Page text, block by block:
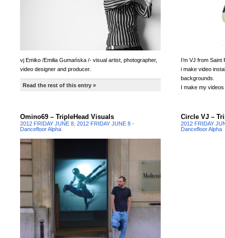
vj Emiko /Emilia Gumańska /- visual artist, photographer,
video designer and producer.
Read the rest of this entry »
I’m VJ from
i make video
backgrounds.
I make my videos
Omino69 – TripleHead Visuals
2012 FRIDAY JUNE 8 2012 FRIDAY JUNE 8 -
Dancefloor Alpha
Circle VJ –
2012 FRIDAY
Dancefloor Alpha